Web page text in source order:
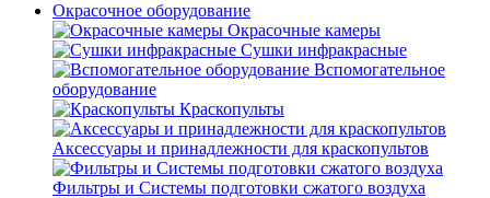
Окрасочное оборудование
Окрасочные камеры
Сушки инфракрасные
Вспомогательное
оборудование
Краскопульты
Аксессуары и принадлежности для краскопультов
Фильтры и Системы подготовки сжатого воздуха